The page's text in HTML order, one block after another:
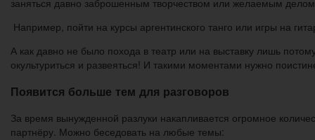
заняться давно заброшенным творчеством или желаемым
Например, пойти на курсы аргентинского танго или игры на
А как давно не было похода в театр или на выставку лишь
окультуриться и развеяться! И такими моментами нужно
Появится больше тем для разговоров
За время вынужденной разлуки накапливается огромное
партнёру. Можно беседовать на любые темы: